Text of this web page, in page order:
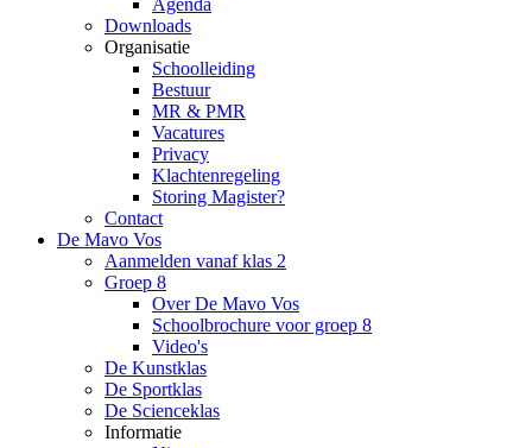
Agenda
Downloads
Organisatie
Schoolleiding
Bestuur
MR & PMR
Vacatures
Privacy
Klachtenregeling
Storing Magister?
Contact
De Mavo Vos
Aanmelden vanaf klas 2
Groep 8
Over De Mavo Vos
Schoolbrochure voor groep 8
Video's
De Kunstklas
De Sportklas
De Scienceklas
Informatie